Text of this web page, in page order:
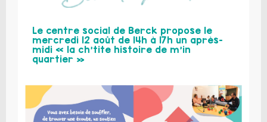
Le centre social de Berck propose le
mercredi 12 août de 14h à 17h un après-
midi « la ch’tite histoire de m’in
quartier »